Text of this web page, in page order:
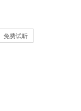
免费试听